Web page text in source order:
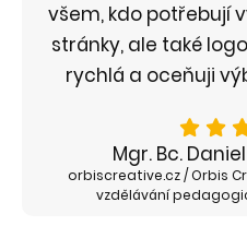
všem, kdo potřebují
stránky, ale také
rychlá a oceňuji
Mgr. Bc.
orbiscreative.cz / Orbis
vzdělávání